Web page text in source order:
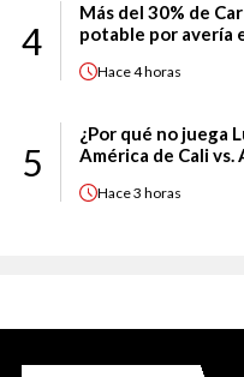
4
Más del 30% de
potable por avería
Hace4 horas
5
¿Por qué no juega
América de Cali
Hace3 horas